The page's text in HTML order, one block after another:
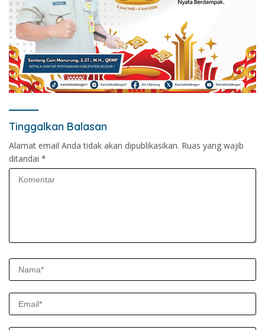
Tinggalkan Balasan
Alamat email Anda tidak akan dipublikasikan. Ruas yang wajib
ditandai *